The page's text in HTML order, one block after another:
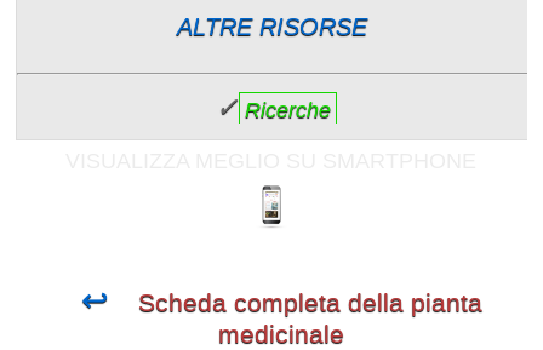
ALTRE RISORSE
✓ Ricerche
↩ Scheda completa della pianta
medicinale